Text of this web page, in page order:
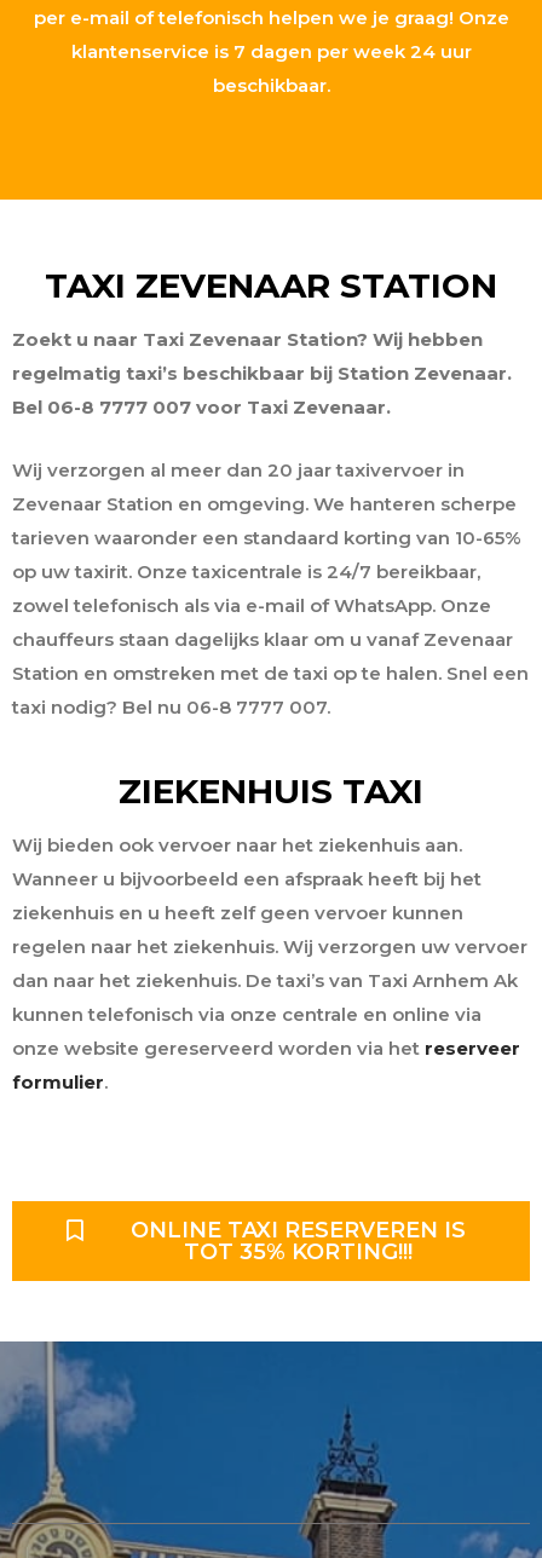
per e-mail of telefonisch helpen we je graag! Onze
klantenservice is 7 dagen per week 24 uur
beschikbaar.
TAXI ZEVENAAR STATION
Zoekt u naar Taxi Zevenaar Station? Wij hebben
regelmatig taxi’s beschikbaar bij Station Zevenaar.
Bel 06-8 7777 007 voor Taxi Zevenaar.
Wij verzorgen al meer dan 20 jaar taxivervoer in
Zevenaar Station en omgeving. We hanteren scherpe
tarieven waaronder een standaard korting van 10-65%
op uw taxirit. Onze taxicentrale is 24/7 bereikbaar,
zowel telefonisch als via e-mail of WhatsApp. Onze
chauffeurs staan dagelijks klaar om u vanaf Zevenaar
Station en omstreken met de taxi op te halen. Snel een
taxi nodig? Bel nu 06-8 7777 007.
ZIEKENHUIS TAXI
Wij bieden ook vervoer naar het ziekenhuis aan.
Wanneer u bijvoorbeeld een afspraak heeft bij het
ziekenhuis en u heeft zelf geen vervoer kunnen
regelen naar het ziekenhuis. Wij verzorgen uw vervoer
dan naar het ziekenhuis. De taxi’s van Taxi Arnhem Ak
kunnen telefonisch via onze centrale en online via
onze website gereserveerd worden via het reserveer
formulier.
ONLINE TAXI RESERVEREN IS
TOT 35% KORTING!!!